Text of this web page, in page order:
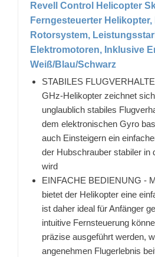
Revell Control Helicopter
Ferngesteuerter Helikopter,
Rotorsystem,
Elektromotoren, Inklusive
Weiß/Blau/Schwarz
STABILES
GHz-Helikopter zeichnet
unglaublich stabiles
dem elektronischen Gyro
auch Einsteigern ein
der Hubschrauber stabiler in
wird
EINFACHE BEDIENUNG -
bietet der Helikopter eine
ist daher ideal für Anfänger
intuitive Fernsteuerung
präzise ausgeführt werden,
angenehmen Flugerlebnis